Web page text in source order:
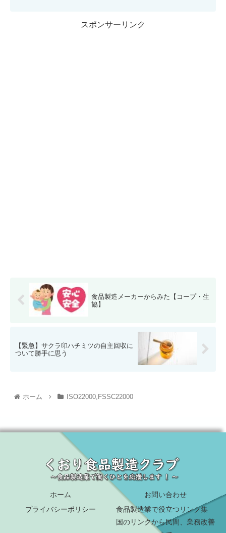
スポンサーリンク
食品製造メーカーからみた【コープ・生
協】
【緊急】サクラ印ハチミツの自主回収に
ついて勝手に思う
ホーム ISO22000,FSSC22000
ホーム
お問い合わせ
プライバシーポリシー
食品製造業で役立つリンク集
国のリンクから民間、業務改善